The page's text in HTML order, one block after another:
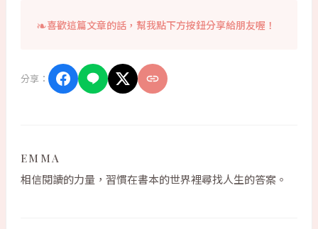
喜歡這篇文章的話，幫我點下方按鈕分享給朋友喔！
分享：
EMMA
相信閱讀的力量，習慣在書本的世界裡尋找人生的答案。